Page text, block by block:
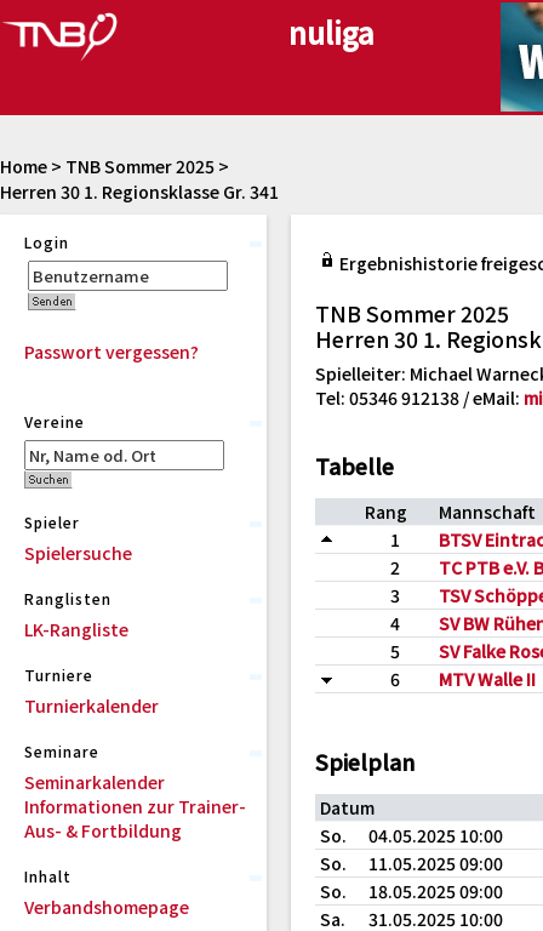
Herren 30 1. Regionsklasse Gr. 341
Home > TNB Sommer 2025 >
Login
Passwort vergessen?
Vereine
Spieler
Spielersuche
Ranglisten
LK-Rangliste
Turniere
Turnierkalender
Seminare
Seminarkalender
Informationen zur Trainer-
Aus- & Fortbildung
Inhalt
Verbandshomepage
Ergebnishistorie
TNB Sommer 2025
Herren 30 1.
Spielleiter: Michael
Tel: 05346 912138 / eMail:
Tabelle
Rang
Mannschaft
1
BTSV
2
TC PTB
3
TSV
4
SV BW
5
SV Falke
6
MTV Walle II
Spielplan
Datum
So.
04.05.2025 10:00
So.
11.05.2025 09:00
So.
18.05.2025 09:00
Sa.
31.05.2025 10:00